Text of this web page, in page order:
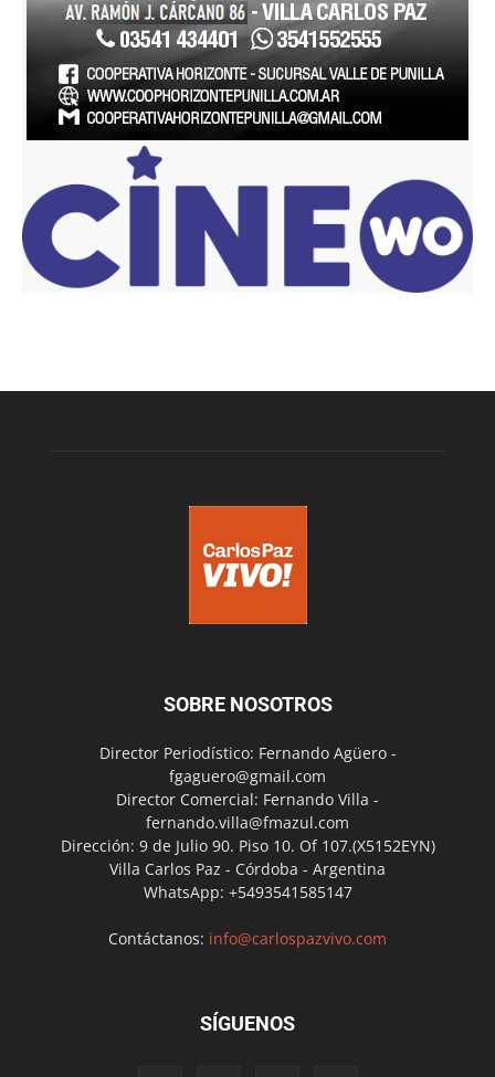
SOBRE NOSOTROS
Director Periodístico: Fernando Agüero -
fgaguero@gmail.com
Director Comercial: Fernando Villa -
fernando.villa@fmazul.com
Dirección: 9 de Julio 90. Piso 10. Of 107.(X5152EYN)
Villa Carlos Paz - Córdoba - Argentina
WhatsApp: +5493541585147
Contáctanos: info@carlospazvivo.com
SÍGUENOS